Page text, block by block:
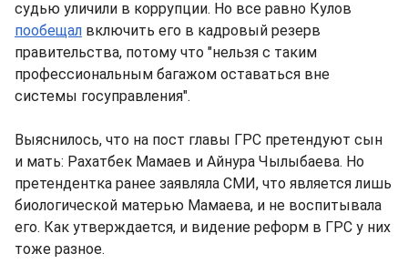
судью уличили в коррупции. Но все равно Кулов
пообещал включить его в кадровый резерв
правительства, потому что "нельзя с таким
профессиональным багажом оставаться вне
системы госуправления".
Выяснилось, что на пост главы ГРС претендуют сын
и мать: Рахатбек Мамаев и Айнура Чылыбаева. Но
претендентка ранее заявляла СМИ, что является лишь
биологической матерью Мамаева, и не воспитывала
его. Как утверждается, и видение реформ в ГРС у них
тоже разное.